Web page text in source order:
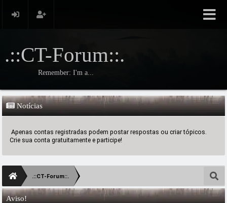
.::CT-Forum::.
Remember: I'm a...
Notícias
Apenas contas registradas podem postar respostas ou criar tópicos.
Crie sua conta gratuitamente e participe!
.::CT-Forum::.
Aviso!